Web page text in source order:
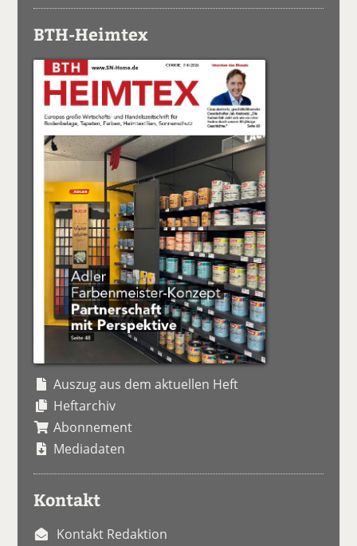
BTH-Heimtex
Auszug aus dem aktuellen Heft
Heftarchiv
Abonnement
Mediadaten
Kontakt
Kontakt Redaktion